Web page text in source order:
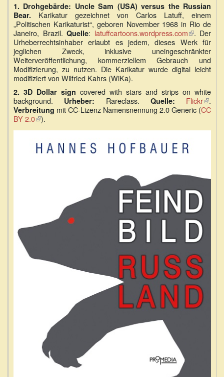
1. Drohgebärde: Uncle Sam (USA) versus the Russian
Bear. Karikatur gezeichnet von Carlos Latuff, einem
„Politischen Karikaturist“, geboren November 1968 in Rio de
Janeiro, Brazil. Quelle: latuffcartoons.wordpress.com(Link
ist
extern)
. Der
Urheberrechtsinhaber erlaubt es jedem, dieses Werk für
jeglichen Zweck, inklusive uneingeschränkter
Weiterveröffentlichung, kommerziellem Gebrauch und
Modifizierung, zu nutzen. Die Karikatur wurde digital leicht
modifiziert von Wilfried Kahrs (WiKa).
2. 3D Dollar sign covered with stars and strips on white
background. Urheber: Rareclass. Quelle: Flickr(Link
ist
.
Verbreitung mit CC-Lizenz Namensnennung 2.0 Generic (CC
BY 2.0(Link
).